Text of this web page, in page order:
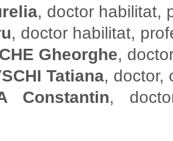
, doctor habilitat,
, doctor habilitat,
Gheorghe,
Tatiana, doctor,
Constantin,